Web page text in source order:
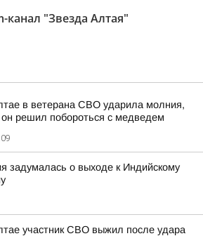
канал "Звезда Алтая"
в ветерана СВО ударила молния,
он решил побороться с медведем
задумалась о выходе к Индийскому
участник СВО выжил после удара